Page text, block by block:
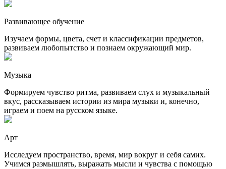
Развивающее обучение
Изучаем формы, цвета, счет и классификации предметов,
развиваем любопытство и познаем окружающий мир.
Музыка
Формируем чувство ритма, развиваем слух и музыкальный
вкус, рассказываем истории из мира музыки и, конечно,
играем и поем на русском языке.
Арт
Исследуем пространство, время, мир вокруг и себя самих.
Учимся размышлять, выражать мысли и чувства с помощью